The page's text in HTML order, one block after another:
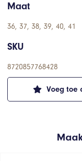
Voeg toe
Maat
36, 37, 38, 39, 40, 41
SKU
8720857768428